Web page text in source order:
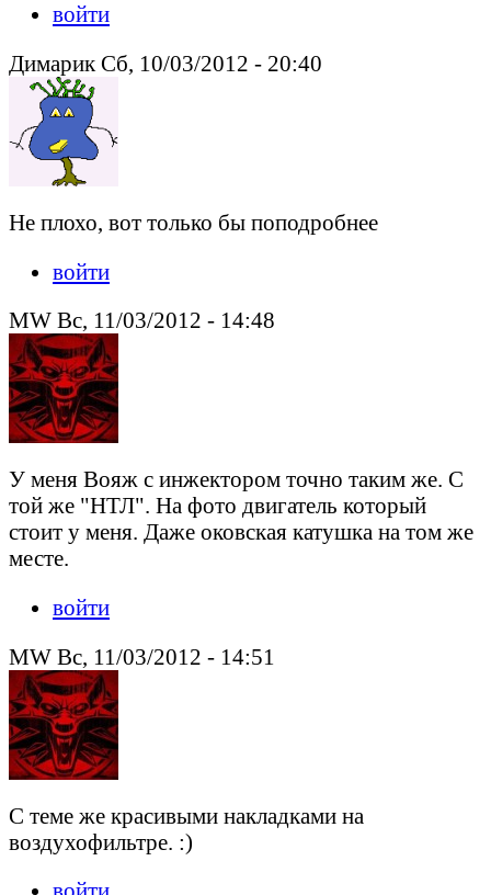
войти
Димарик Сб, 10/03/2012 - 20:40
Не плохо, вот только бы поподробнее
войти
MW Вс, 11/03/2012 - 14:48
У меня Вояж с инжектором точно таким же. С
той же "НТЛ". На фото двигатель который
стоит у меня. Даже оковская катушка на том же
месте.
войти
MW Вс, 11/03/2012 - 14:51
С теме же красивыми накладками на
воздухофильтре. :)